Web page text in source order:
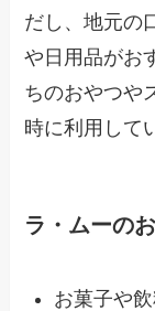
だし、地元の
や日用品がお
ちのおやつや
時に利用して
ラ・ムーの
お菓子や